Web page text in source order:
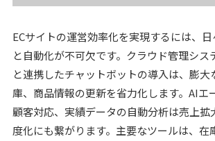
ECサイトの運営効率化を実現するには、
と自動化が不可欠です。クラウド管理シス
と連携したチャットボットの導入は、膨大
庫、商品情報の更新を省力化します。AIエ
顧客対応、実績データの自動分析は売上拡
度化にも繋がります。主要なツールは、在